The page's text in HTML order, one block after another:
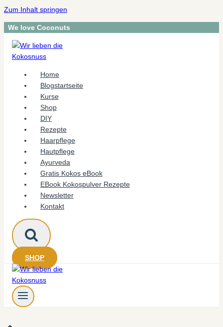
Zum Inhalt springen
We love Coconuts
Home
Blogstartseite
Kurse
Shop
DIY
Rezepte
Haarpflege
Hautpflege
Ayurveda
Gratis Kokos eBook
EBook Kokospulver Rezepte
Newsletter
Kontakt
SHOP